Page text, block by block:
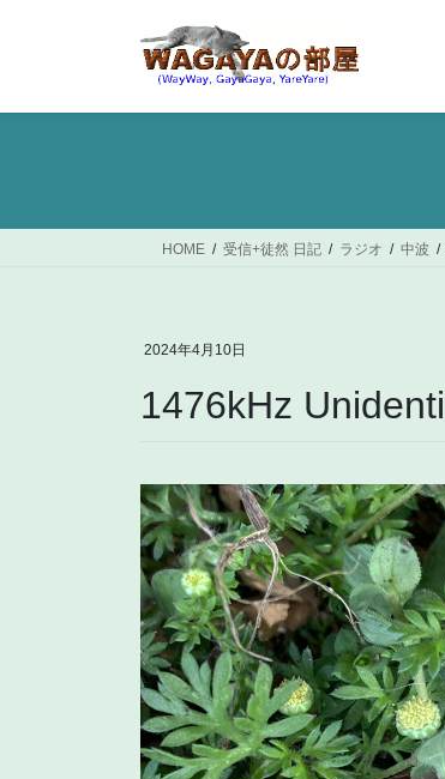
HOME 受信+徒然 日記 ラジオ 中波
2024年4月10日
1476kHz